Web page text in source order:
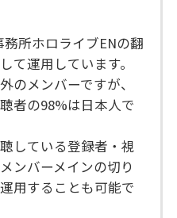
所ホロライブENの翻
て運用しています。
のメンバーですが、
者の98%は日本人で
している登録者・視
ンバーメインの切り
用することも可能で